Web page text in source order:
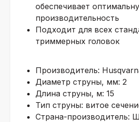
обеспечивает
производительность
Подходит для всех
триммерных головок
Производитель:
Диаметр струны, мм: 2
Длина струны, м: 15
Тип струны: витое
Страна-производитель: